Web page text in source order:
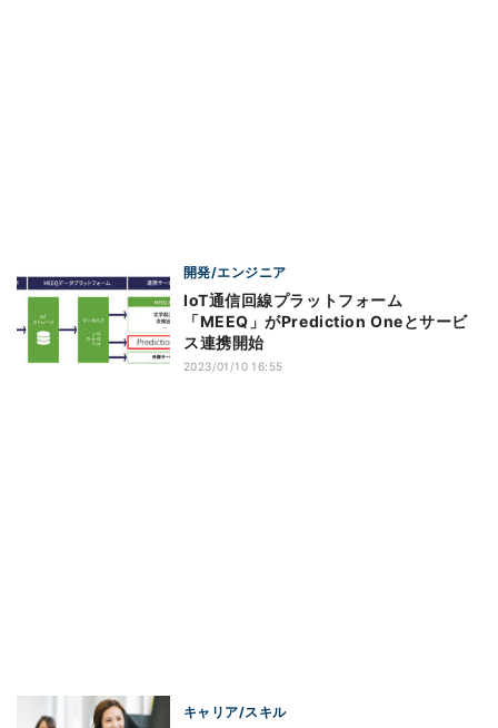
開発/エンジニア
IoT通信回線プラットフォーム
「MEEQ」がPrediction Oneとサービ
ス連携開始
2023/01/10 16:55
キャリア/スキル